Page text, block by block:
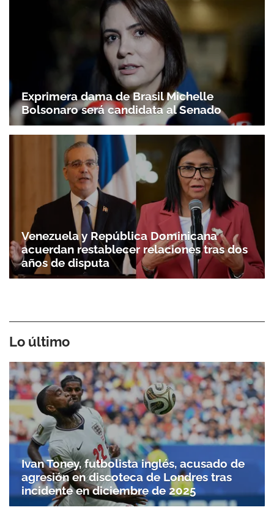
Exprimera dama de Brasil Michelle
Bolsonaro será candidata al Senado
Venezuela y República Dominicana
acuerdan restablecer relaciones tras dos
años de disputa
Lo último
Ivan Toney, futbolista inglés, acusado de
agresión en discoteca de Londres tras
incidente en diciembre de 2025